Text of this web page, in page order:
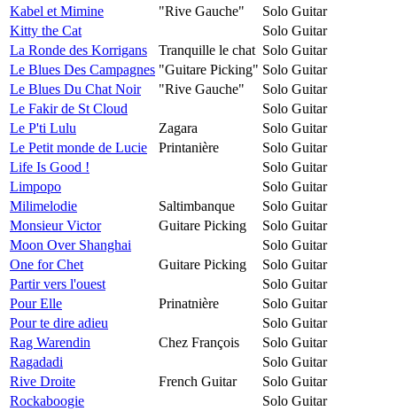
Kabel et Mimine
"Rive Gauche"
Solo Guitar
Kitty the Cat
Solo Guitar
La Ronde des Korrigans
Tranquille le chat Solo Guitar
Le Blues Des Campagnes "Guitare Picking" Solo Guitar
Le Blues Du Chat Noir
"Rive Gauche"
Solo Guitar
Le Fakir de St Cloud
Solo Guitar
Le P'ti Lulu
Zagara
Solo Guitar
Le Petit monde de Lucie
Printanière
Solo Guitar
Life Is Good !
Solo Guitar
Limpopo
Solo Guitar
Milimelodie
Saltimbanque
Solo Guitar
Monsieur Victor
Guitare Picking
Solo Guitar
Moon Over Shanghai
Solo Guitar
One for Chet
Guitare Picking
Solo Guitar
Partir vers l'ouest
Solo Guitar
Pour Elle
Prinatnière
Solo Guitar
Pour te dire adieu
Solo Guitar
Rag Warendin
Chez François
Solo Guitar
Ragadadi
Solo Guitar
Rive Droite
French Guitar
Solo Guitar
Rockaboogie
Solo Guitar